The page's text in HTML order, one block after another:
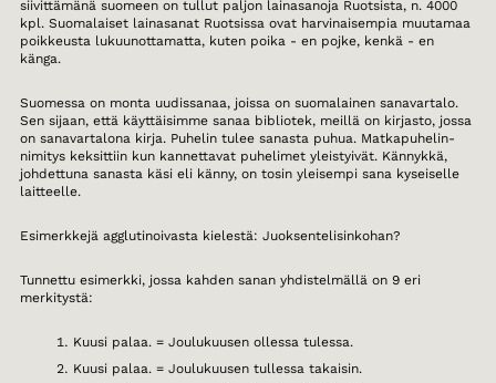
siivittämänä suomeen on tullut paljon lainasanoja Ruotsista, n. 4000
kpl. Suomalaiset lainasanat Ruotsissa ovat harvinaisempia muutamaa
poikkeusta lukuunottamatta, kuten poika - en pojke, kenkä - en
känga.
Suomessa on monta uudissanaa, joissa on suomalainen sanavartalo.
Sen sijaan, että käyttäisimme sanaa bibliotek, meillä on kirjasto, jossa
on sanavartalona kirja. Puhelin tulee sanasta puhua. Matkapuhelin-
nimitys keksittiin kun kannettavat puhelimet yleistyivät. Kännykkä,
johdettuna sanasta käsi eli känny, on tosin yleisempi sana kyseiselle
laitteelle.
Esimerkkejä agglutinoivasta kielestä: Juoksentelisinkohan?
Tunnettu esimerkki, jossa kahden sanan yhdistelmällä on 9 eri
merkitystä:
Kuusi palaa. = Joulukuusen ollessa tulessa.
Kuusi palaa. = Joulukuusen tullessa takaisin.